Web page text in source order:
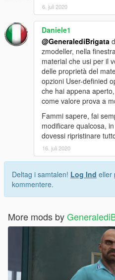
6. juli 2020
Daniele1
@GeneralediBrigata
zmodeller, nella
material che usi per il
delle proprietà del
opzioni User-definied
che hai appena
come valore prova a
Fammi sapere, fai
modificare qualcosa,
dovessi ripristinare
16. juli 2020
Deltag i samtalen! Log Ind eller
kommentere.
More mods by